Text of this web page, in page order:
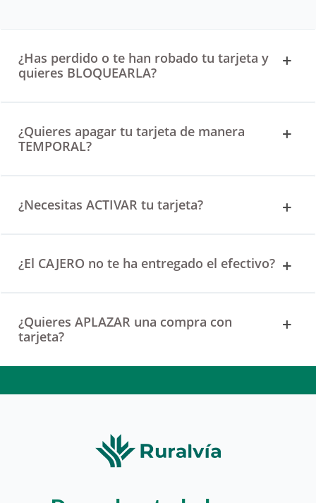
¿Has perdido o te han robado tu tarjeta y
quieres BLOQUEARLA?
¿Quieres apagar tu tarjeta de manera
TEMPORAL?
¿Necesitas ACTIVAR tu tarjeta?
¿El CAJERO no te ha entregado el efectivo?
¿Quieres APLAZAR una compra con
tarjeta?